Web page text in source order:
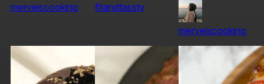
merveiscooking fitandtassty
merveiscooking